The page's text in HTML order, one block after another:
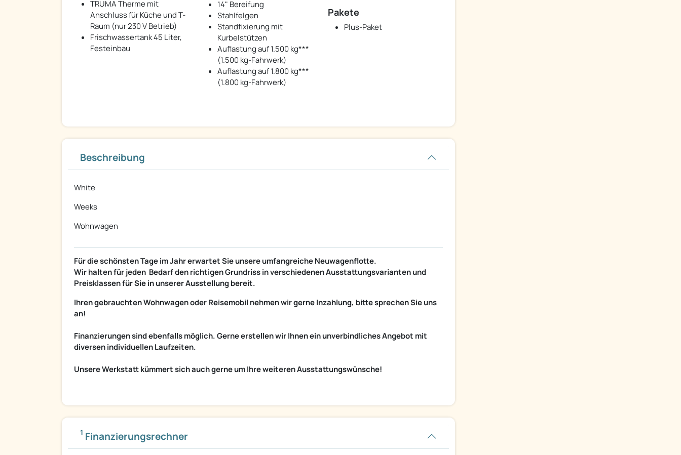
TRUMA Therme mit
Anschluss für Küche und T-
Raum (nur 230 V Betrieb)
Frischwassertank 45 Liter,
Festeinbau
14" Bereifung
Stahlfelgen
Standfixierung mit
Kurbelstützen
Auflastung auf 1.500 kg***
(1.500 kg-Fahrwerk)
Auflastung auf 1.800 kg***
(1.800 kg-Fahrwerk)
Pakete
Plus-Paket
Beschreibung
White
Weeks
Wohnwagen
Für die schönsten Tage im Jahr erwartet Sie unsere umfangreiche Neuwagenflotte.
Wir halten für jeden Bedarf den richtigen Grundriss in verschiedenen Ausstattungsvarianten und
Preisklassen für Sie in unserer Ausstellung bereit.
Ihren gebrauchten Wohnwagen oder Reisemobil nehmen wir gerne Inzahlung, bitte sprechen Sie uns
an!
Finanzierungen sind ebenfalls möglich. Gerne erstellen wir Ihnen ein unverbindliches Angebot mit
diversen individuellen Laufzeiten.
Unsere Werkstatt kümmert sich auch gerne um Ihre weiteren Ausstattungswünsche!
1 Finanzierungsrechner